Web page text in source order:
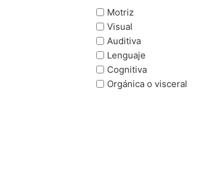
Motriz
Visual
Auditiva
Lenguaje
Cognitiva
Orgánica o visceral